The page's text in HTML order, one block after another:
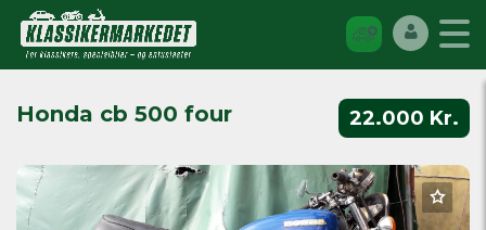
22.000 Kr.
Honda cb 500 four